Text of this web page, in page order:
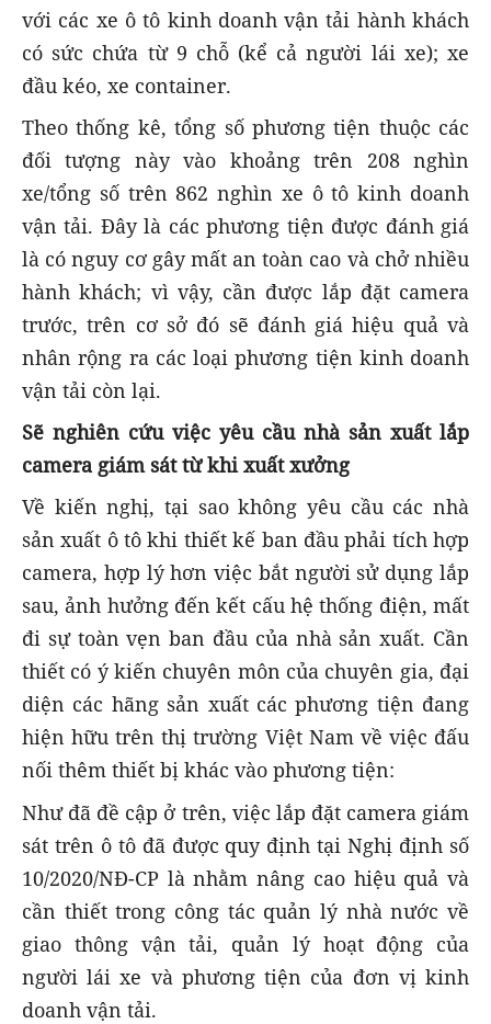
với các xe ô tô kinh doanh vận tải hành khách
có sức chứa từ 9 chỗ (kể cả người lái xe); xe
đầu kéo, xe container.
Theo thống kê, tổng số phương tiện thuộc các
đối tượng này vào khoảng trên 208 nghìn
xe/tổng số trên 862 nghìn xe ô tô kinh doanh
vận tải. Đây là các phương tiện được đánh giá
là có nguy cơ gây mất an toàn cao và chở nhiều
hành khách; vì vậy, cần được lắp đặt camera
trước, trên cơ sở đó sẽ đánh giá hiệu quả và
nhân rộng ra các loại phương tiện kinh doanh
vận tải còn lại.
Sẽ nghiên cứu việc yêu cầu nhà sản xuất lắp
camera giám sát từ khi xuất xưởng
Về kiến nghị, tại sao không yêu cầu các nhà
sản xuất ô tô khi thiết kế ban đầu phải tích hợp
camera, hợp lý hơn việc bắt người sử dụng lắp
sau, ảnh hưởng đến kết cấu hệ thống điện, mất
đi sự toàn vẹn ban đầu của nhà sản xuất. Cần
thiết có ý kiến chuyên môn của chuyên gia, đại
diện các hãng sản xuất các phương tiện đang
hiện hữu trên thị trường Việt Nam về việc đấu
nối thêm thiết bị khác vào phương tiện:
Như đã đề cập ở trên, việc lắp đặt camera giám
sát trên ô tô đã được quy định tại Nghị định số
10/2020/NĐ-CP là nhằm nâng cao hiệu quả và
cần thiết trong công tác quản lý nhà nước về
giao thông vận tải, quản lý hoạt động của
người lái xe và phương tiện của đơn vị kinh
doanh vận tải.